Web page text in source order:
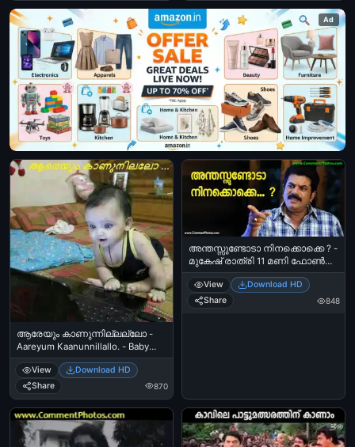
Ad
ആരേയും കാണുന്നില്ലല്ലോ -
Aareyum Kaanunnillallo. - Baby
waiting online using laptop
View
Download HD
Share
870
അന്തസ്സുണ്ടോടാ നിനക്കൊക്കെ ? -
മുകേഷ് രാത്രി 11 മണി ഫോണ്‍
കോള്‍ - - Anthassundoda
Ninakkokke Anthass - Mukesh
Night 11 O Clock Phone Call
View
Download HD
Share
848